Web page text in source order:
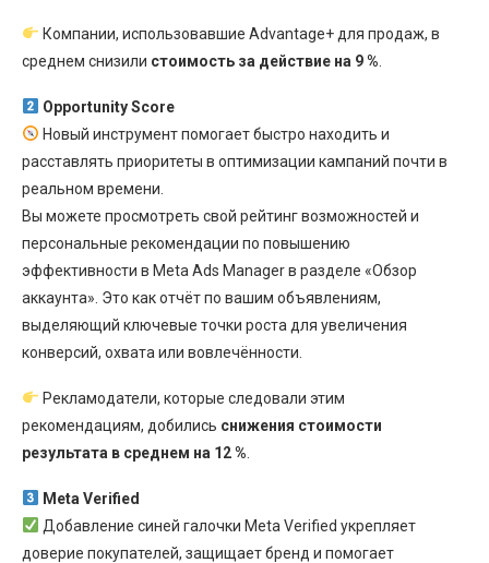
Компании, использовавшие Advantage+ для продаж, в
среднем снизили стоимость за действие на 9 %
Opportunity Score
Новый инструмент помогает быстро находить и
расставлять приоритеты в оптимизации кампаний почти в
реальном времени.
Вы можете просмотреть свой рейтинг возможностей и
персональные рекомендации по повышению
эффективности в Meta Ads Manager в разделе «Обзор
аккаунта». Это как отчёт по вашим объявлениям,
выделяющий ключевые точки роста для увеличения
конверсий, охвата или вовлечённости.
Рекламодатели, которые следовали этим
рекомендациям, добились снижения стоимости
результата в среднем на 12 %
Meta Verified
Добавление синей галочки Meta Verified укрепляет
доверие покупателей, защищает бренд и помогает